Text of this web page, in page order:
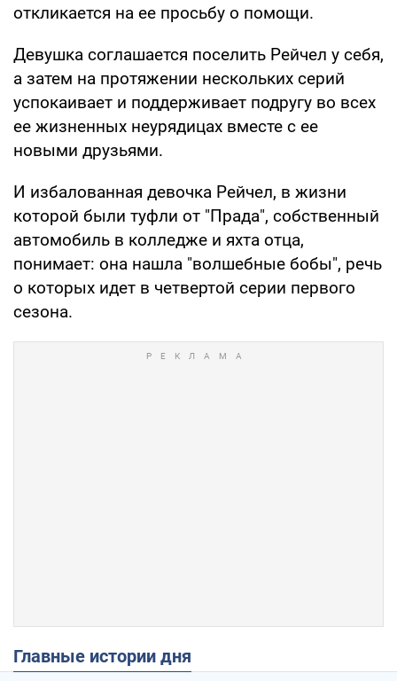
откликается на ее просьбу о помощи.
Девушка соглашается поселить Рейчел у себя,
а затем на протяжении нескольких серий
успокаивает и поддерживает подругу во всех
ее жизненных неурядицах вместе с ее
новыми друзьями.
И избалованная девочка Рейчел, в жизни
которой были туфли от "Прада", собственный
автомобиль в колледже и яхта отца,
понимает: она нашла "волшебные бобы", речь
о которых идет в четвертой серии первого
сезона.
Главные истории дня